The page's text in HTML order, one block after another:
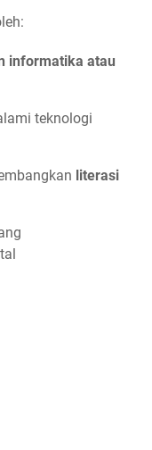
informatika atau
teknologi
literasi